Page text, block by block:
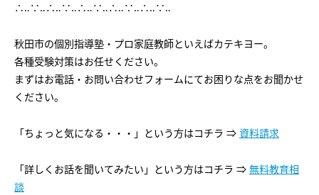
∴‥∵‥∴‥∵‥∴‥∵‥∴‥∵‥∴‥∵‥
秋田市の個別指導塾・プロ家庭教師といえばカテキヨー。
各種受験対策はお任せください。
まずはお電話・お問い合わせフォームにてお困りな点をお聞かせ
ください。
「ちょっと気になる・・・」という方はコチラ ⇒ 資料請求
「詳しくお話を聞いてみたい」という方はコチラ ⇒ 無料教育相
談